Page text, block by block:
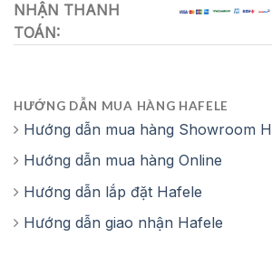
NHẬN THANH
TOÁN:
HƯỚNG DẪN MUA HÀNG HAFELE
Hướng dẫn mua hàng Showroom
Hướng dẫn mua hàng Online
Hướng dẫn lắp đặt Hafele
Hướng dẫn giao nhận Hafele